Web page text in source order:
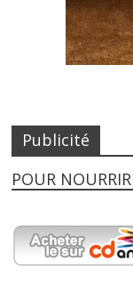
Publicité
POUR